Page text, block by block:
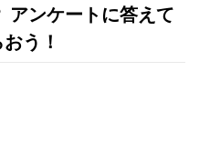
アンケートに答えて
う！